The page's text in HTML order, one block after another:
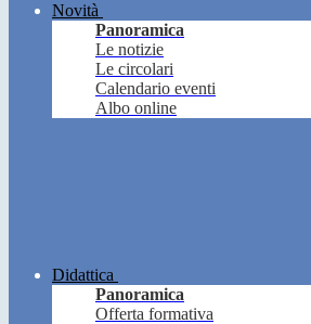
Novità
Panoramica
Le notizie
Le circolari
Calendario eventi
Albo online
Didattica
Panoramica
Offerta formativa